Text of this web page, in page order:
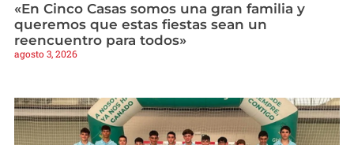
«En Cinco Casas somos una gran familia y
queremos que estas fiestas sean un
reencuentro para todos»
agosto 3, 2026